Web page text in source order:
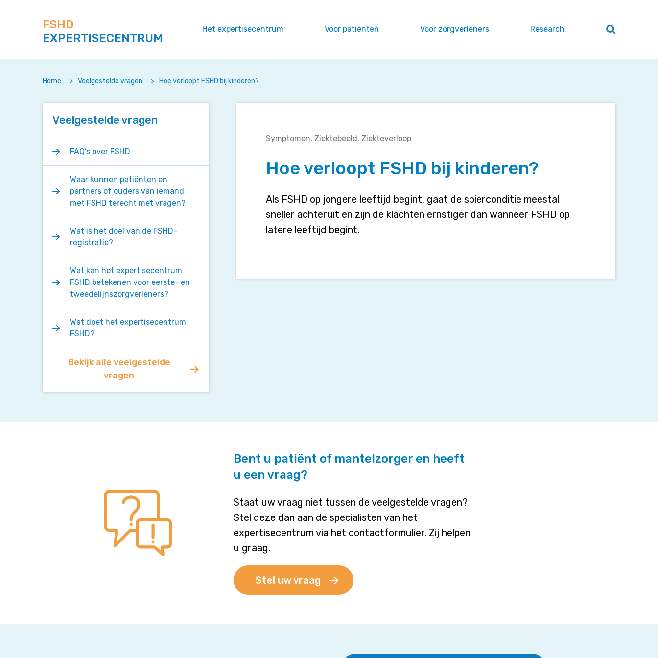
naar
content
deze
site
FSHD
EXPERTISECENTRUM
Het expertisecentrum Voor patiënten Voor zorgverleners Research Zoeken
sluiten
Home > Veelgestelde vragen > Hoe verloopt FSHD bij kinderen?
Hoe
FSHD
bij
Symptomen Ziektebeeld Ziekteverloop
Hoe verloopt FSHD bij kinderen?
Als FSHD op jongere leeftijd begint, gaat de spierconditie meestal
sneller achteruit en zijn de klachten ernstiger dan wanneer FSHD op
latere leeftijd begint.
Veelgestelde vragen
FAQ’s over FSHD
Waar kunnen patiënten en
partners of ouders van iemand
met FSHD terecht met vragen?
Wat is het doel van de FSHD-
registratie?
Wat kan het expertisecentrum
FSHD betekenen voor eerste- en
tweedelijnszorgverleners?
Wat doet het expertisecentrum
FSHD?
Bekijk alle veelgestelde
vragen
Bent u patiënt of mantelzorger en heeft
u een vraag?
Staat uw vraag niet tussen de veelgestelde vragen?
Stel deze dan aan de specialisten van het
expertisecentrum via het contactformulier. Zij helpen
u graag.
Stel uw vraag